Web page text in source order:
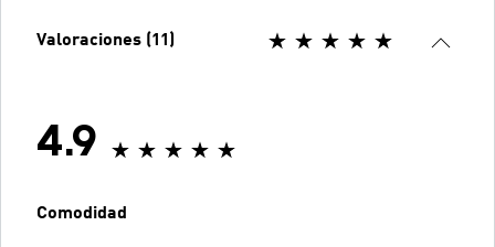
Valoraciones (11)
4.9
Comodidad